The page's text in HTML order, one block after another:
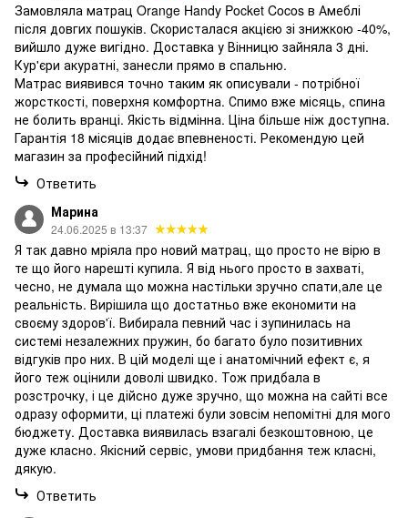
Замовляла матрац Orange Handy Pocket Cocos в Амеблі
після довгих пошуків. Скористалася акцією зі знижкою -40%,
вийшло дуже вигідно. Доставка у Вінницю зайняла 3 дні.
Кур'єри акуратні, занесли прямо в спальню.
Матрас виявився точно таким як описували - потрібної
жорсткості, поверхня комфортна. Спимо вже місяць, спина
не болить вранці. Якість відмінна. Ціна більше ніж доступна.
Гарантія 18 місяців додає впевненості. Рекомендую цей
магазин за професійний підхід!
Ответить
Марина
24.06.2025 в 13:37
Я так давно мріяла про новий матрац, що просто не вірю в
те що його нарешті купила. Я від нього просто в захваті,
чесно, не думала що можна настільки зручно спати,але це
реальність. Вирішила що достатньо вже економити на
своєму здоров'ї. Вибирала певний час і зупинилась на
системі незалежних пружин, бо багато було позитивних
відгуків про них. В цій моделі ще і анатомічний ефект є, я
його теж оцінили доволі швидко. Тож придбала в
розстрочку, і це дійсно дуже зручно, що можна на сайті все
одразу оформити, ці платежі були зовсім непомітні для мого
бюджету. Доставка виявилась взагалі безкоштовною, це
дуже класно. Якісний сервіс, умови придбання теж класні,
дякую.
Ответить